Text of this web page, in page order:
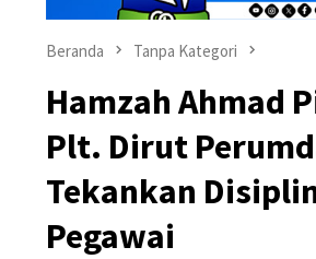
Beranda Tanpa Kategori
Hamzah Ahmad
Plt. Dirut
Tekankan
Pegawai